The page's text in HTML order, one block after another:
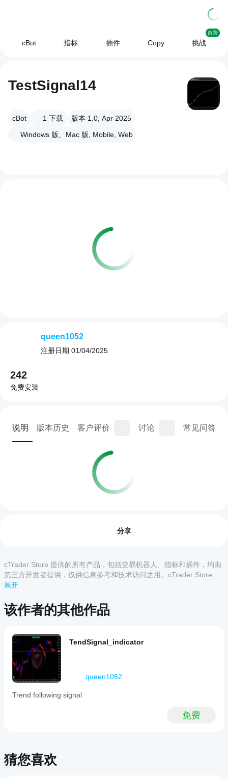
cBot 指标 插件 Copy 挑战
自营
TestSignal14
cBot 1 下载
版本 1.0, Apr 2025
Windows 版、Mac 版, Mobile, Web
说明 版本历史 客户评价 讨论 常见问答
客户评价
该产
品尚
价。
已经
了？
抢先
告诉
其他
启动
cBot
的
地实
例 。
cTrader
应用支
持
所有
cTrader
的云端执
行，而只
cTrader
Windows
和 Mac
支持本地
如何
测试
的表
现?
在干净的
模拟账户
(无历史
运行
关注一致
性、回撤
我应
该优
cBot
结果
吗?
分享
cTrader Store 提供的所有产品，包括交易机器人、指标和插件，均由
第三方开发者提供，仅供信息参考和技术访问之用。cTrader Store 并
非经纪商，不提供投资建议、个人推荐或任何未来业绩保证。
展开
该作者的其他作品
TendSignal_indicator
queen1052
Trend following signal
免费
猜您喜欢
queen1052
注册日期 01/04/2025
242
免费安装